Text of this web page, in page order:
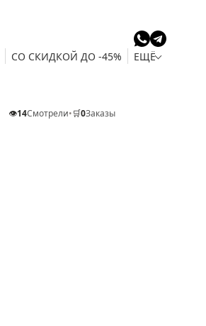
СО СКИДКОЙ ДО -45% ЕЩЁ
👁️14Смотрели•🛒0Заказы